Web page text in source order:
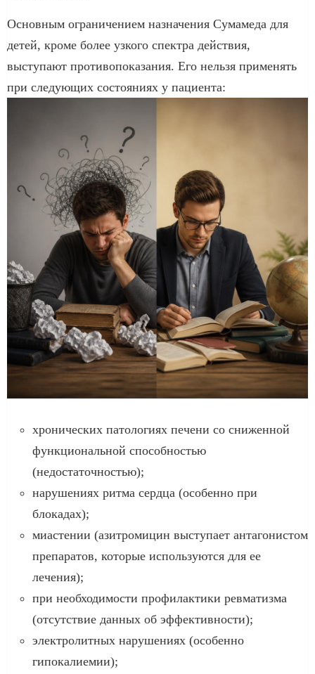
Основным ограничением назначения Сумамеда для
детей, кроме более узкого спектра действия,
выступают противопоказания. Его нельзя применять
при следующих состояниях у пациента:
хронических патологиях печени со сниженной
функциональной способностью
(недостаточностью);
нарушениях ритма сердца (особенно при
блокадах);
миастении (азитромицин выступает антагонистом
препаратов, которые используются для ее
лечения);
при необходимости профилактики ревматизма
(отсутствие данных об эффективности);
электролитных нарушениях (особенно
гипокалиемии);